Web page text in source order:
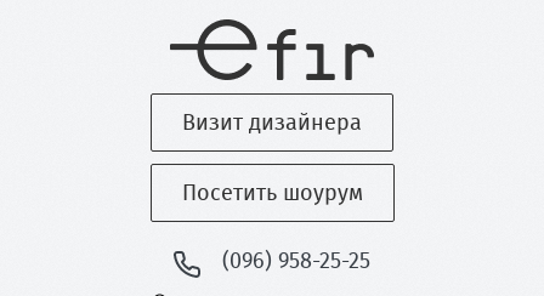
(096) 958-25-25
Посетить шоурум
Визит дизайнера